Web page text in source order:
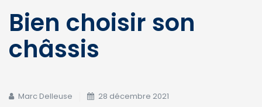
Bien choisir son
châssis
Marc Delleuse 28 décembre 2021